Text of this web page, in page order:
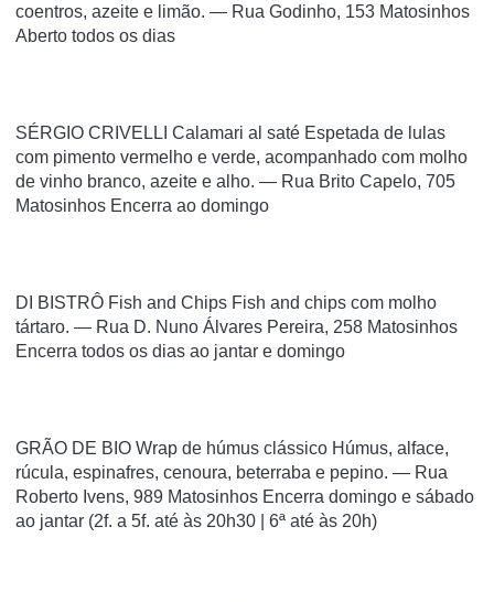
coentros, azeite e limão. — Rua Godinho, 153 Matosinhos
Aberto todos os dias
SÉRGIO CRIVELLI Calamari al saté Espetada de lulas
com pimento vermelho e verde, acompanhado com molho
de vinho branco, azeite e alho. — Rua Brito Capelo, 705
Matosinhos Encerra ao domingo
DI BISTRÔ Fish and Chips Fish and chips com molho
tártaro. — Rua D. Nuno Álvares Pereira, 258 Matosinhos
Encerra todos os dias ao jantar e domingo
GRÃO DE BIO Wrap de húmus clássico Húmus, alface,
rúcula, espinafres, cenoura, beterraba e pepino. — Rua
Roberto Ivens, 989 Matosinhos Encerra domingo e sábado
ao jantar (2f. a 5f. até às 20h30 | 6ª até às 20h)